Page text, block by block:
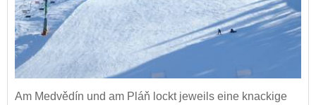
Am Medvědín und am Pláň lockt jeweils eine knackige